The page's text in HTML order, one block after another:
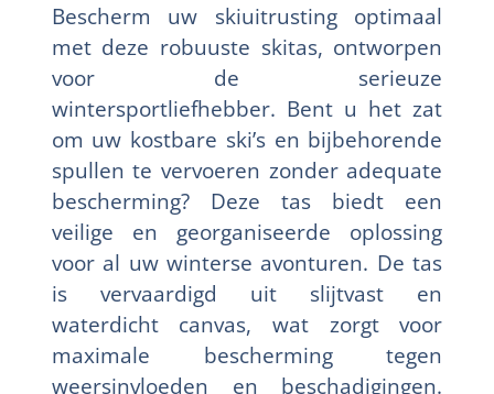
Bescherm uw skiuitrusting optimaal
met deze robuuste skitas, ontworpen
voor de serieuze
wintersportliefhebber. Bent u het zat
om uw kostbare ski’s en bijbehorende
spullen te vervoeren zonder adequate
bescherming? Deze tas biedt een
veilige en georganiseerde oplossing
voor al uw winterse avonturen. De tas
is vervaardigd uit slijtvast en
waterdicht canvas, wat zorgt voor
maximale bescherming tegen
weersinvloeden en beschadigingen.